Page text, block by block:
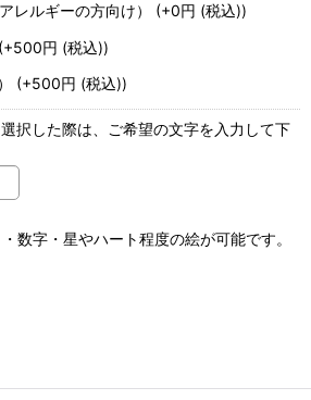
レルギーの方向け） (+0円 (税込))
(+500円 (税込))
(+500円 (税込))
択した際は、ご希望の文字を入力して下
数字・星やハート程度の絵が可能です。